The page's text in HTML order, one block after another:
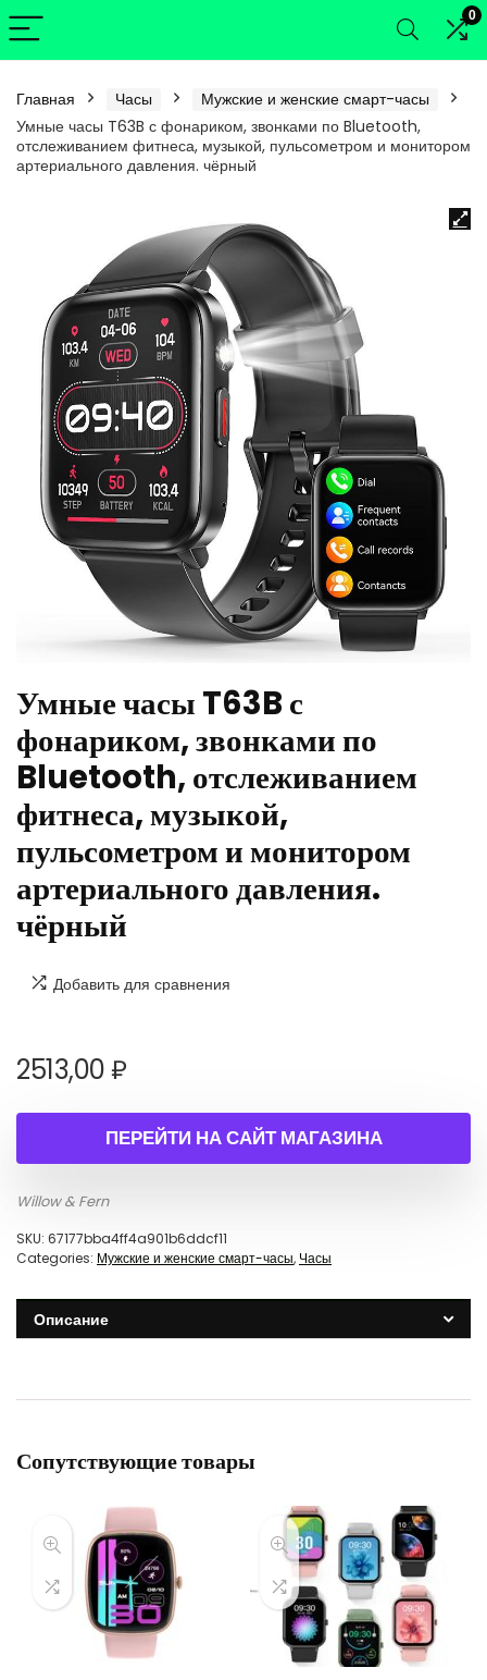
0
Главная Часы
Мужские и женские смарт-часы
Умные часы T63B с фонариком, звонками по Bluetooth,
отслеживанием фитнеса, музыкой, пульсометром и монитором
артериального давления. чёрный
Умные часы T63B с
фонариком, звонками по
Bluetooth, отслеживанием
фитнеса, музыкой,
пульсометром и монитором
артериального давления.
чёрный
Добавить для сравнения
2513,00₽
ПЕРЕЙТИ НА САЙТ МАГАЗИНА
Willow & Fern
SKU: 67177bba4ff4a901b6ddcf11
Categories: Мужские и женские смарт-часы, Часы
Описание
Сопутствующие товары